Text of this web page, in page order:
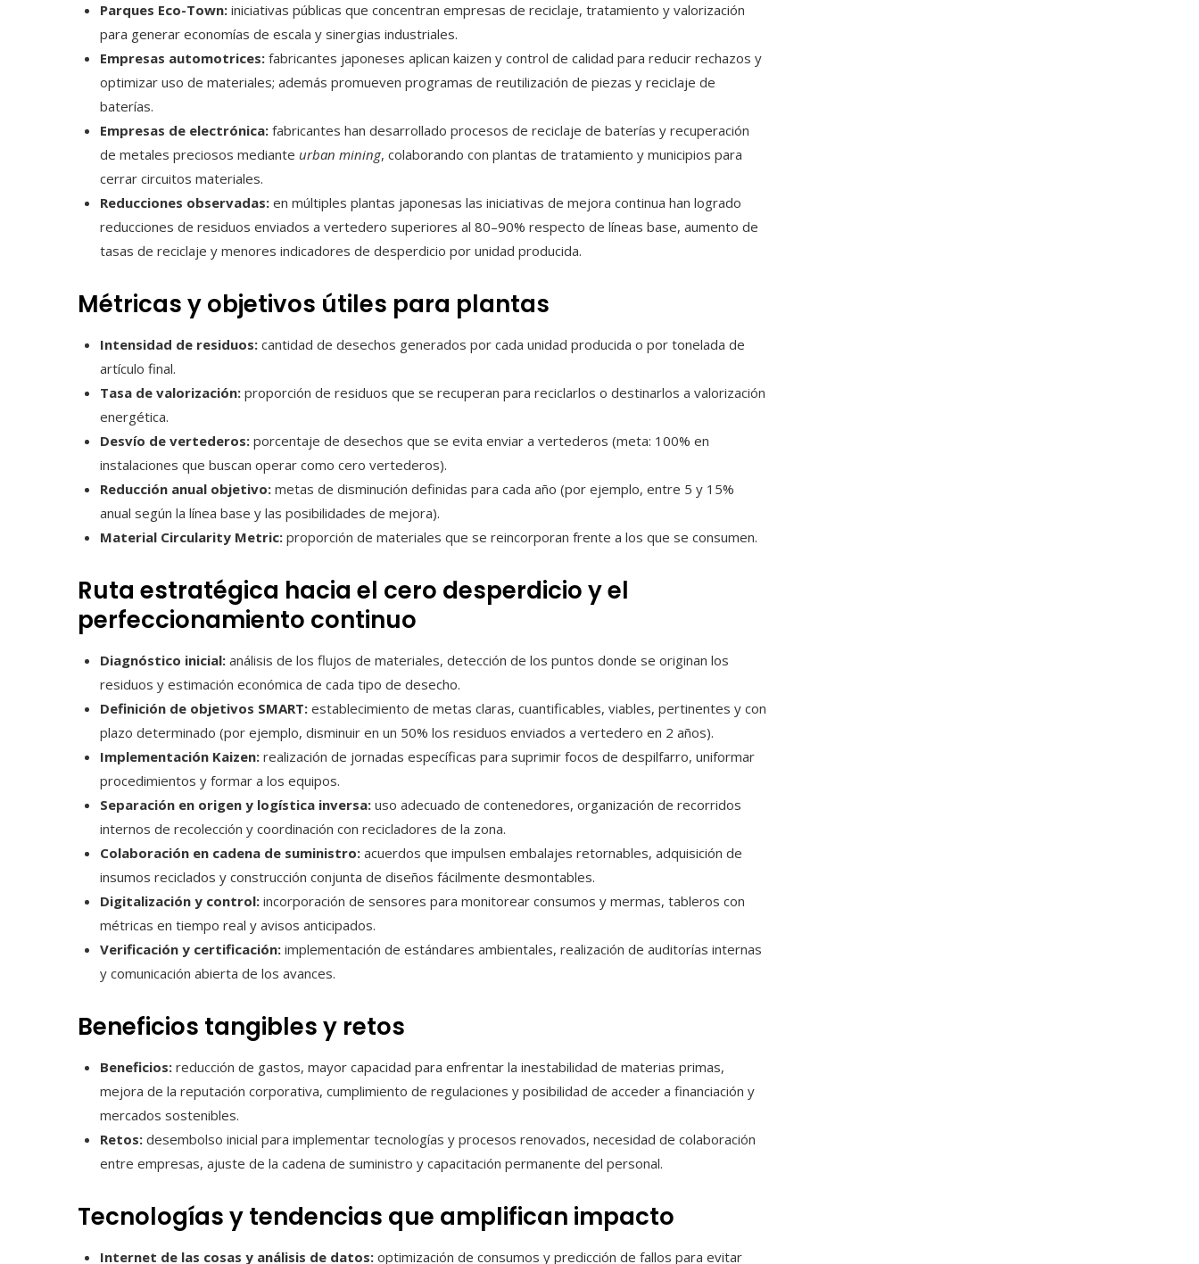
Parques Eco-Town: iniciativas públicas que concentran empresas de reciclaje, tratamiento y valorización
para generar economías de escala y sinergias industriales.
Empresas automotrices: fabricantes japoneses aplican kaizen y control de calidad para reducir rechazos y
optimizar uso de materiales; además promueven programas de reutilización de piezas y reciclaje de
baterías.
Empresas de electrónica: fabricantes han desarrollado procesos de reciclaje de baterías y recuperación
de metales preciosos mediante urban mining, colaborando con plantas de tratamiento y municipios para
cerrar circuitos materiales.
Reducciones observadas: en múltiples plantas japonesas las iniciativas de mejora continua han logrado
reducciones de residuos enviados a vertedero superiores al 80–90% respecto de líneas base, aumento de
tasas de reciclaje y menores indicadores de desperdicio por unidad producida.
Métricas y objetivos útiles para plantas
Intensidad de residuos: cantidad de desechos generados por cada unidad producida o por tonelada de
artículo final.
Tasa de valorización: proporción de residuos que se recuperan para reciclarlos o destinarlos a valorización
energética.
Desvío de vertederos: porcentaje de desechos que se evita enviar a vertederos (meta: 100% en
instalaciones que buscan operar como cero vertederos).
Reducción anual objetivo: metas de disminución definidas para cada año (por ejemplo, entre 5 y 15%
anual según la línea base y las posibilidades de mejora).
Material Circularity Metric: proporción de materiales que se reincorporan frente a los que se consumen.
Ruta estratégica hacia el cero desperdicio y el
perfeccionamiento continuo
Diagnóstico inicial: análisis de los flujos de materiales, detección de los puntos donde se originan los
residuos y estimación económica de cada tipo de desecho.
Definición de objetivos SMART: establecimiento de metas claras, cuantificables, viables, pertinentes y con
plazo determinado (por ejemplo, disminuir en un 50% los residuos enviados a vertedero en 2 años).
Implementación Kaizen: realización de jornadas específicas para suprimir focos de despilfarro, uniformar
procedimientos y formar a los equipos.
Separación en origen y logística inversa: uso adecuado de contenedores, organización de recorridos
internos de recolección y coordinación con recicladores de la zona.
Colaboración en cadena de suministro: acuerdos que impulsen embalajes retornables, adquisición de
insumos reciclados y construcción conjunta de diseños fácilmente desmontables.
Digitalización y control: incorporación de sensores para monitorear consumos y mermas, tableros con
métricas en tiempo real y avisos anticipados.
Verificación y certificación: implementación de estándares ambientales, realización de auditorías internas
y comunicación abierta de los avances.
Beneficios tangibles y retos
Beneficios: reducción de gastos, mayor capacidad para enfrentar la inestabilidad de materias primas,
mejora de la reputación corporativa, cumplimiento de regulaciones y posibilidad de acceder a financiación y
mercados sostenibles.
Retos: desembolso inicial para implementar tecnologías y procesos renovados, necesidad de colaboración
entre empresas, ajuste de la cadena de suministro y capacitación permanente del personal.
Tecnologías y tendencias que amplifican impacto
Internet de las cosas y análisis de datos: optimización de consumos y predicción de fallos para evitar